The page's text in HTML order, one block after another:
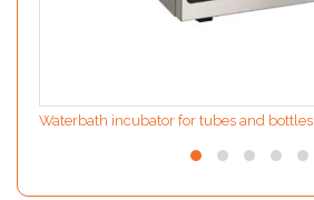
Waterbath incubator for tubes and bottles